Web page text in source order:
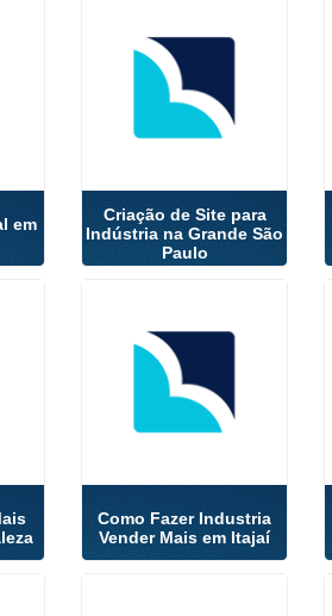
em
Criação de Site para
Indústria na Grande São
Paulo
Como Fazer Industria
Vender Mais em Itajaí